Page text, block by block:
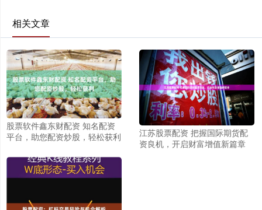
相关文章
股票软件鑫东财配资 知名配资
平台，助您配资炒股，轻松获利
江苏股票配资 把握国际期货配
资良机，开启财富增值新篇章